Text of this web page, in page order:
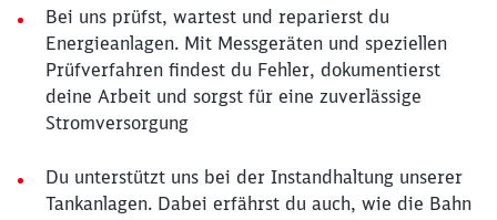
Bei uns prüfst, wartest und reparierst du
Energieanlagen. Mit Messgeräten und speziellen
Prüfverfahren findest du Fehler, dokumentierst
deine Arbeit und sorgst für eine zuverlässige
Stromversorgung
Du unterstützt uns bei der Instandhaltung unserer
Tankanlagen. Dabei erfährst du auch, wie die Bahn